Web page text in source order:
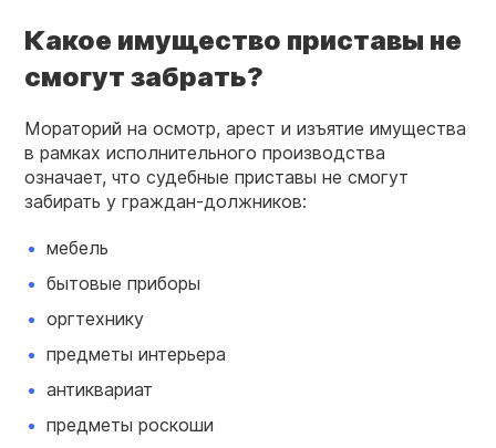
Какое имущество приставы не
смогут забрать?
Мораторий на осмотр, арест и изъятие имущества
в рамках исполнительного производства
означает, что судебные приставы не смогут
забирать у граждан-должников:
мебель
бытовые приборы
оргтехнику
предметы интерьера
антиквариат
предметы роскоши